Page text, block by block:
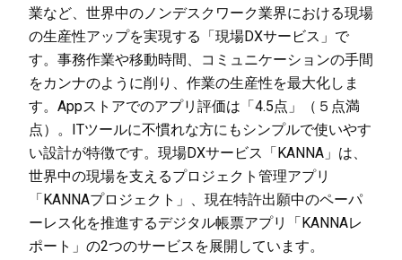
業など、世界中のノンデスクワーク業界における現場
の生産性アップを実現する「現場DXサービス」で
す。事務作業や移動時間、コミュニケーションの手間
をカンナのように削り、作業の生産性を最大化しま
す。Appストアでのアプリ評価は「4.5点」（５点満
点）。ITツールに不慣れな方にもシンプルで使いやす
い設計が特徴です。現場DXサービス「KANNA」は、
世界中の現場を支えるプロジェクト管理アプリ
「KANNAプロジェクト」、現在特許出願中のペーパ
ーレス化を推進するデジタル帳票アプリ「KANNAレ
ポート」の2つのサービスを展開しています。